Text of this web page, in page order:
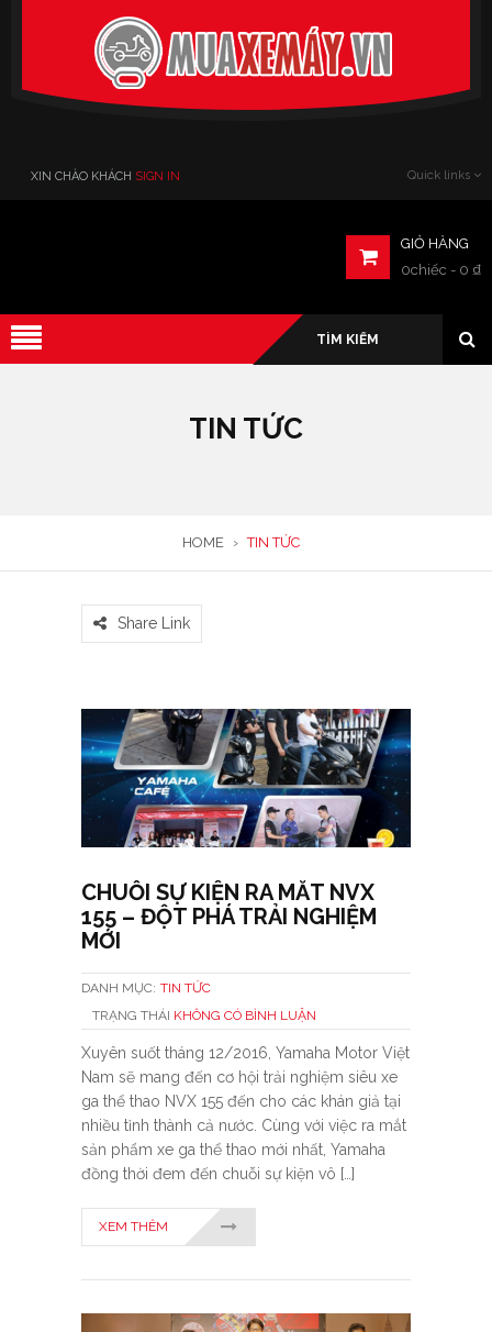
XIN CHÀO KHÁCH SIGN IN Quick links
GIỎ HÀNG
0chiếc - 0 ₫
TIN TỨC
HOME › TIN TỨC
Share Link
CHUỖI SỰ KIỆN RA MẮT NVX
155 – ĐỘT PHÁ TRẢI NGHIỆM
MỚI
DANH MỤC: TIN TỨC
TRẠNG THÁI KHÔNG CÓ BÌNH LUẬN
Xuyên suốt tháng 12/2016, Yamaha Motor Việt
Nam sẽ mang đến cơ hội trải nghiệm siêu xe
ga thể thao NVX 155 đến cho các khán giả tại
nhiều tỉnh thành cả nước. Cùng với việc ra mắt
sản phẩm xe ga thể thao mới nhất, Yamaha
đồng thời đem đến chuỗi sự kiện vô […]
XEM THÊM